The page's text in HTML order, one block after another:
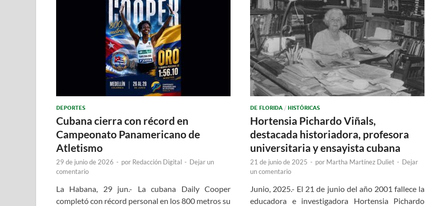
DEPORTES
Cubana cierra con récord en
Campeonato Panamericano de
Atletismo
29 de junio de 2026 - por Redacción Digital - Dejar un
comentario
La Habana, 29 jun.- La cubana Daily Cooper
completó con récord personal en los 800 metros su
DE FLORIDA / HISTÓRICAS
Hortensia Pichardo Viñals,
destacada historiadora, profesora
universitaria y ensayista cubana
21 de junio de 2025 - por Martha Martínez Duliet - Dejar
un comentario
Junio, 2025.- El 21 de junio del año 2001 fallece la
educadora e investigadora Hortensia Pichardo